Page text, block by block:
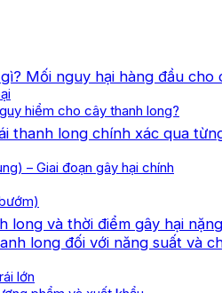
Mối nguy hại hàng đầu cho
hiểm cho cây thanh long?
thanh long chính xác qua
– Giai đoạn gây hại chính
long và thời điểm gây hại
long đối với năng suất và
lớn